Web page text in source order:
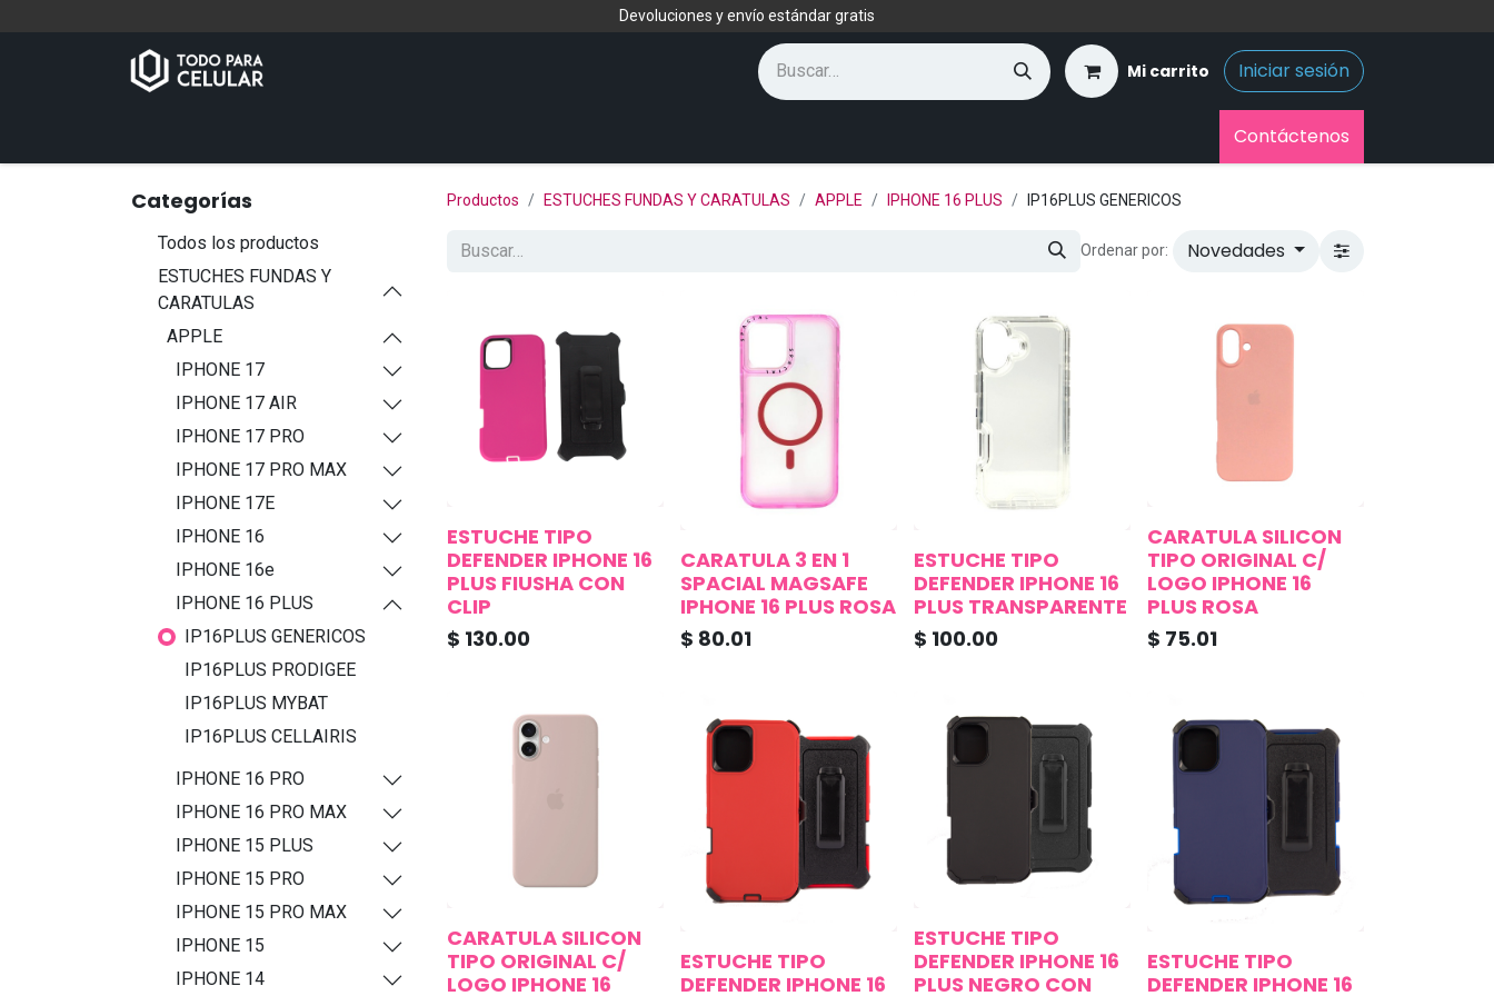
Devoluciones y envío estándar gratis
Mi carrito Iniciar sesión
Contáctenos
Categorías
Todos los productos
ESTUCHES FUNDAS Y
CARATULAS
APPLE
IPHONE 17
IPHONE 17 AIR
IPHONE 17 PRO
IPHONE 17 PRO MAX
IPHONE 17E
IPHONE 16
IPHONE 16e
IPHONE 16 PLUS
IP16PLUS GENERICOS
IP16PLUS PRODIGEE
IP16PLUS MYBAT
IP16PLUS CELLAIRIS
IPHONE 16 PRO
IPHONE 16 PRO MAX
IPHONE 15 PLUS
IPHONE 15 PRO
IPHONE 15 PRO MAX
IPHONE 15
IPHONE 14
Productos ESTUCHES FUNDAS Y CARATULAS APPLE IPHONE 16 PLUS IP16PLUS GENERICOS
Ordenar por: Novedades
ESTUCHE TIPO
DEFENDER IPHONE 16
PLUS FIUSHA CON
CLIP
$ 130.00
CARATULA 3 EN 1
SPACIAL MAGSAFE
IPHONE 16 PLUS ROSA
$ 80.01
ESTUCHE TIPO
DEFENDER IPHONE 16
PLUS TRANSPARENTE
$ 100.00
CARATULA SILICON
TIPO ORIGINAL C/
LOGO IPHONE 16
PLUS ROSA
$ 75.01
CARATULA SILICON
TIPO ORIGINAL C/
LOGO IPHONE 16
ESTUCHE TIPO
DEFENDER IPHONE 16
ESTUCHE TIPO
DEFENDER IPHONE 16
PLUS NEGRO CON
ESTUCHE TIPO
DEFENDER IPHONE 16